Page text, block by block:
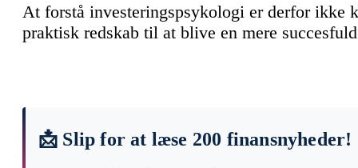
At forstå investeringspsykologi er derfor ikke
praktisk redskab til at blive en mere
📩 Slip for at læse 200 finansnyheder!